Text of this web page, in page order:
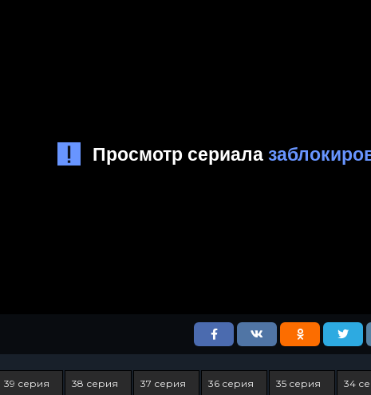
39 серия 38 серия 37 серия 36 серия 35 серия 34